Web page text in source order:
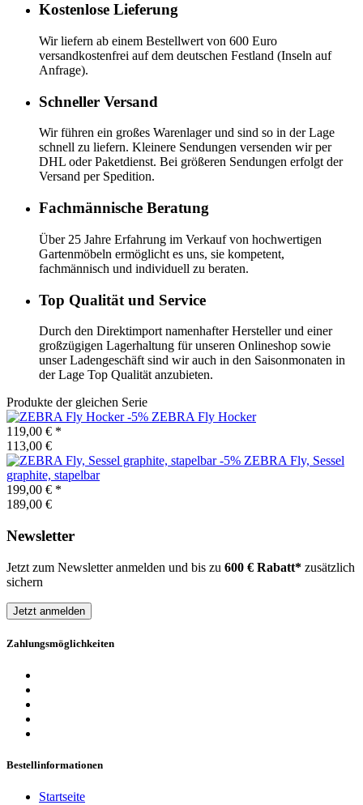
Kostenlose Lieferung
Wir liefern ab einem Bestellwert von 600 Euro
versandkostenfrei auf dem deutschen Festland (Inseln auf
Anfrage).
Schneller Versand
Wir führen ein großes Warenlager und sind so in der Lage
schnell zu liefern. Kleinere Sendungen versenden wir per
DHL oder Paketdienst. Bei größeren Sendungen erfolgt der
Versand per Spedition.
Fachmännische Beratung
Über 25 Jahre Erfahrung im Verkauf von hochwertigen
Gartenmöbeln ermöglicht es uns, sie kompetent,
fachmännisch und individuell zu beraten.
Top Qualität und Service
Durch den Direktimport namenhafter Hersteller und einer
großzügigen Lagerhaltung für unseren Onlineshop sowie
unser Ladengeschäft sind wir auch in den Saisonmonaten in
der Lage Top Qualität anzubieten.
Produkte der gleichen Serie
-5% ZEBRA Fly Hocker
119,00 € *
113,00 €
-5% ZEBRA Fly, Sessel
graphite, stapelbar
199,00 € *
189,00 €
Newsletter
Jetzt zum Newsletter anmelden und bis zu 600 € Rabatt* zusätzlich
sichern
Jetzt anmelden
Zahlungsmöglichkeiten
Bestellinformationen
Startseite